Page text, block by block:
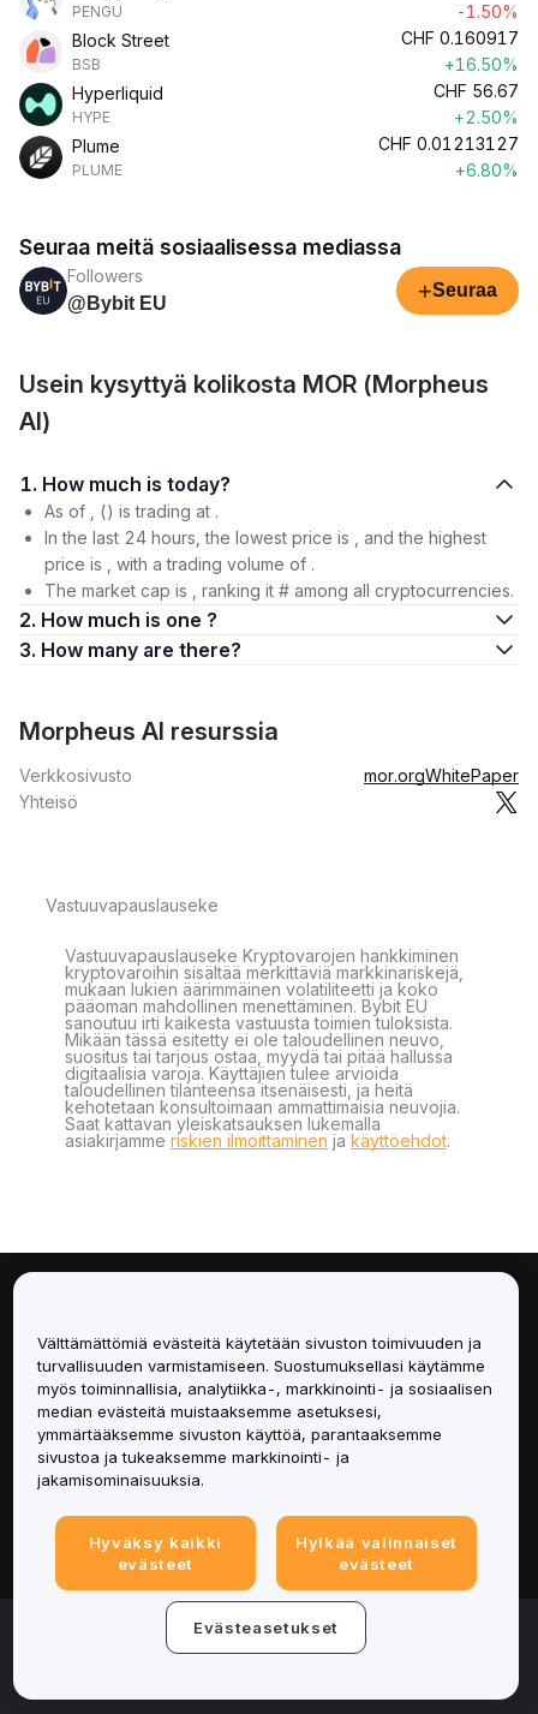
PENGU
-1.50%
Block Street
BSB
CHF 0.160917
+16.50%
Hyperliquid
HYPE
CHF 56.67
+2.50%
Plume
PLUME
CHF 0.01213127
+6.80%
Seuraa meitä sosiaalisessa mediassa
Followers
@Bybit EU
+Seuraa
Usein kysyttyä kolikosta MOR (Morpheus
AI)
1. How much is today?
As of , () is trading at .
In the last 24 hours, the lowest price is , and the highest
price is , with a trading volume of .
The market cap is , ranking it # among all cryptocurrencies.
2. How much is one ?
3. How many are there?
Morpheus AI resurssia
Verkkosivusto mor.orgWhitePaper
Yhteisö
Vastuuvapauslauseke
Vastuuvapauslauseke Kryptovarojen hankkiminen
kryptovaroihin sisältää merkittäviä markkinariskejä,
mukaan lukien äärimmäinen volatiliteetti ja koko
pääoman mahdollinen menettäminen. Bybit EU
sanoutuu irti kaikesta vastuusta toimien tuloksista.
Mikään tässä esitetty ei ole taloudellinen neuvo,
suositus tai tarjous ostaa, myydä tai pitää hallussa
digitaalisia varoja. Käyttäjien tulee arvioida
taloudellinen tilanteensa itsenäisesti, ja heitä
kehotetaan konsultoimaan ammattimaisia neuvojia.
Saat kattavan yleiskatsauksen lukemalla
asiakirjamme riskien ilmoittaminen ja käyttöehdot.
Palvelut
Tuki
Tuotteet
Lakiasiat
© 2025-2026 Bybit.eu. Kaikki oikeudet pidätetään.
Välttämättömiä evästeitä käytetään sivuston toimivuuden ja
turvallisuuden varmistamiseen. Suostumuksellasi käytämme
myös toiminnallisia, analytiikka-, markkinointi- ja sosiaalisen
median evästeitä muistaaksemme asetuksesi,
ymmärtääksemme sivuston käyttöä, parantaaksemme
sivustoa ja tukeaksemme markkinointi- ja
jakamisominaisuuksia.
Hyväksy kaikki
evästeet
Hylkää valinnaiset
evästeet
Evästeasetukset